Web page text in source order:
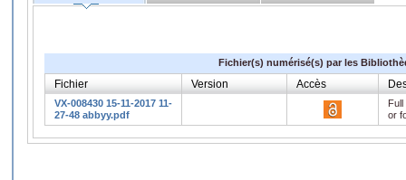
Fichier(s) numérisé(s) par les
Fichier Version Accès
VX-008430 15-11-2017 11-
27-48 abbyy.pdf
or